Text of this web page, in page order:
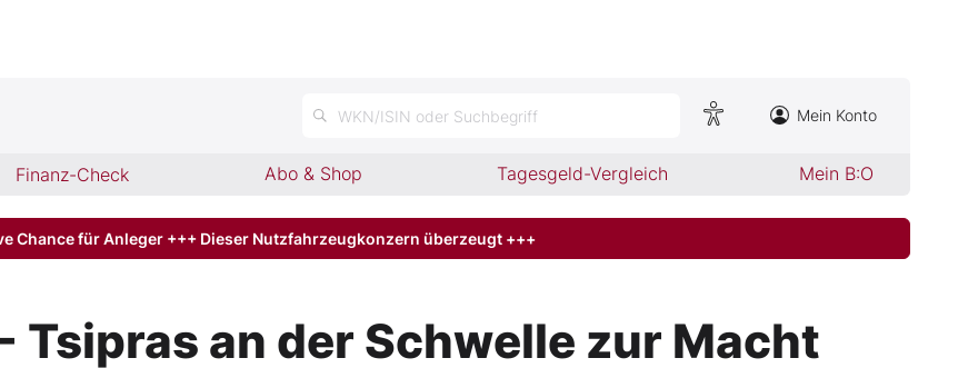
WKN/ISIN oder Suchbegriff Mein Konto
Finanz-Check Abo & Shop Tagesgeld-Vergleich Mein B:O
Chance für Anleger +++ Dieser Nutzfahrzeugkonzern überzeugt +++
Tsipras an der Schwelle zur Macht